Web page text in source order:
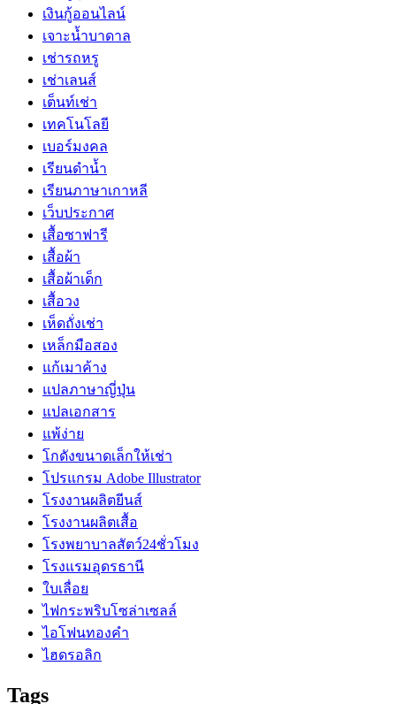
เงินกู้ออนไลน์
เจาะน้ำบาดาล
เช่ารถหรู
เช่าเลนส์
เต็นท์เช่า
เทคโนโลยี
เบอร์มงคล
เรียนดำน้ำ
เรียนภาษาเกาหลี
เว็บประกาศ
เสื้อซาฟารี
เสื้อผ้า
เสื้อผ้าเด็ก
เสื้อวง
เห็ดถั่งเช่า
เหล็กมือสอง
แก้เมาค้าง
แปลภาษาญี่ปุ่น
แปลเอกสาร
แพ้ง่าย
โกดังขนาดเล็กให้เช่า
โปรแกรม Adobe Illustrator
โรงงานผลิตยีนส์
โรงงานผลิตเสื้อ
โรงพยาบาลสัตว์24ชั่วโมง
โรงแรมอุดรธานี
ใบเลื่อย
ไฟกระพริบโซล่าเซลล์
ไอโฟนทองคำ
ไฮดรอลิก
Tags